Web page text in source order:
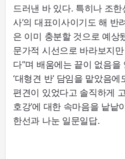
드러낸 바 있다. 특히나 조한
사’의 대표이사이기도 해 반
은 이미 충분할 것으로 예상
문가적 시선으로 바라보지
다”며 배움에는 끝이 없음
‘대형견 반’ 담임을 맡았음
편견이 있었다고 솔직하게
호강’에 대한 속마음을 낱낱
한선과 나눈 일문일답.